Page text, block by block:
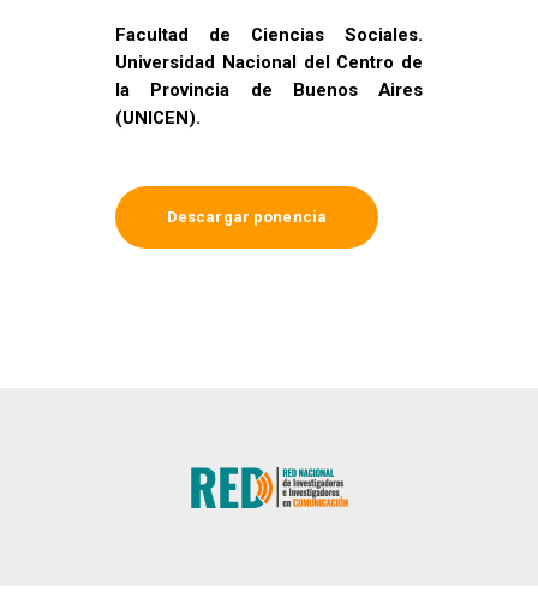
Facultad de Ciencias Sociales.
Universidad Nacional del Centro de
la Provincia de Buenos Aires
(UNICEN).
Descargar ponencia